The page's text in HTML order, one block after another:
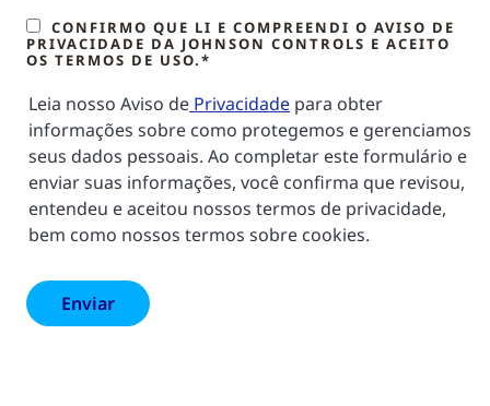
CONFIRMO QUE LI E COMPREENDI O AVISO DE
PRIVACIDADE DA JOHNSON CONTROLS E ACEITO
OS TERMOS DE USO.*
Leia nosso Aviso de Privacidade para obter
informações sobre como protegemos e gerenciamos
seus dados pessoais. Ao completar este formulário e
enviar suas informações, você confirma que revisou,
entendeu e aceitou nossos termos de privacidade,
bem como nossos termos sobre cookies.